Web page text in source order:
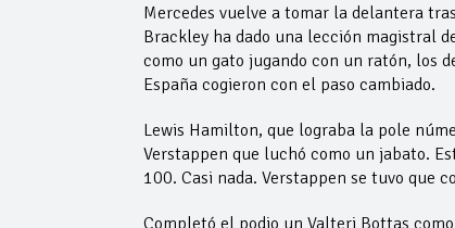
Mercedes vuelve a tomar la delantera
Brackley ha dado una lección magistral
como un gato jugando con un ratón, los
España cogieron con el paso cambiado.
Lewis Hamilton, que lograba la pole
Verstappen que luchó como un jabato.
100. Casi nada. Verstappen se tuvo que
Completó el podio un Valteri Bottas